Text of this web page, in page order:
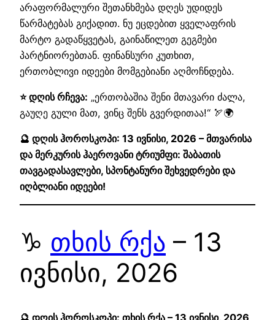
არაფორმალური შეთანხმება დღეს უდიდეს
წარმატებას გიქადით. ნუ ეცდებით ყველაფრის
მარტო გადაწყვეტას, გაინაწილეთ გეგმები
პარტნიორებთან. ფინანსური კუთხით,
ერთობლივი იდეები მომგებიანი აღმოჩნდება.
⭐ დღის რჩევა: „ერთობაშია შენი მთავარი ძალა,
გაუღე გული მათ, ვინც შენს გვერდითაა!“ 🏹🌍
🔮 დღის ჰოროსკოპი: 13 ივნისი, 2026 – მთვარისა
და მერკურის ჰაეროვანი ტრიუმფი: შაბათის
თავგადასავლები, სპონტანური შეხვედრები და
იღბლიანი იდეები!
♑ თხის რქა – 13
ივნისი, 2026